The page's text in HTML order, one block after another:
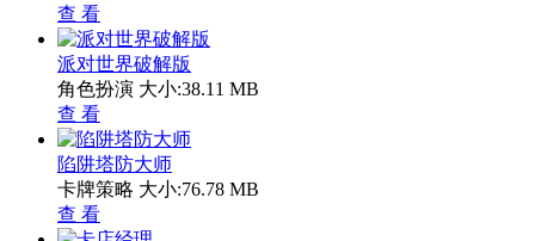
查 看
派对世界破解版
角色扮演 大小:38.11 MB
查 看
陷阱塔防大师
卡牌策略 大小:76.78 MB
查 看